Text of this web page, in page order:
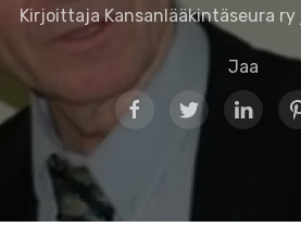
Kirjoittaja Kansanlääkintäseura
Jaa